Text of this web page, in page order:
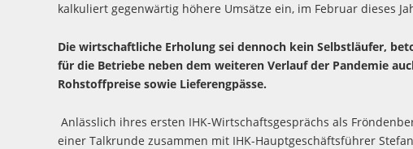
kalkuliert gegenwärtig höhere Umsätze ein, im Februar dieses
Die wirtschaftliche Erholung sei dennoch kein Selbstläufer,
für die Betriebe neben dem weiteren Verlauf der Pandemie
Rohstoffpreise sowie Lieferengpässe.
Anlässlich ihres ersten IHK-Wirtschaftsgesprächs als
einer Talkrunde zusammen mit IHK-Hauptgeschäftsführer